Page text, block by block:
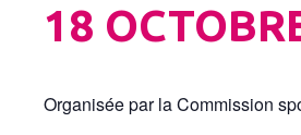
18
Organisée par la Commission